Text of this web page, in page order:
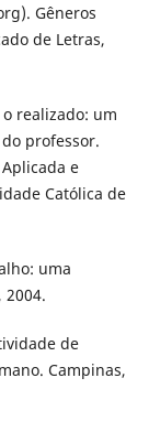
Gêneros
de Letras,
o realizado: um
professor.
e
Católica de
uma
2004.
de
Campinas,